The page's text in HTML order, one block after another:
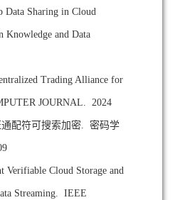
Data Sharing in Cloud
Knowledge and Data
Trading Alliance for
JOURNAL. 2024
配符可搜索加密. 密码学
Cloud Storage and
Streaming. IEEE